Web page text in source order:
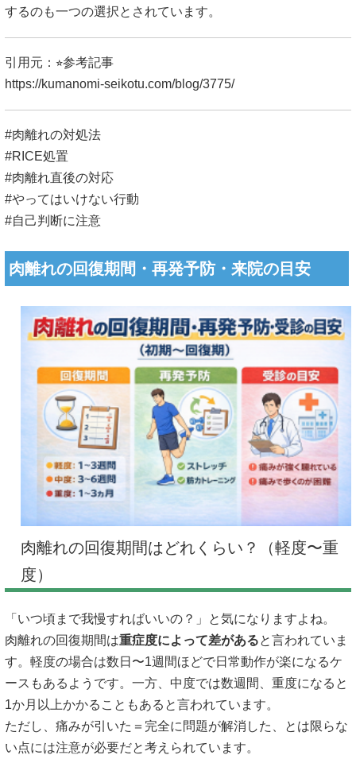
するのも一つの選択とされています。
引用元：⭐︎参考記事
https://kumanomi-seikotu.com/blog/3775/
#肉離れの対処法
#RICE処置
#肉離れ直後の対応
#やってはいけない行動
#自己判断に注意
肉離れの回復期間・再発予防・来院の目安
肉離れの回復期間はどれくらい？（軽度〜重
度）
「いつ頃まで我慢すればいいの？」と気になりますよね。
肉離れの回復期間は重症度によって差があると言われていま
す。軽度の場合は数日〜1週間ほどで日常動作が楽になるケ
ースもあるようです。一方、中度では数週間、重度になると
1か月以上かかることもあると言われています。
ただし、痛みが引いた＝完全に問題が解消した、とは限らな
い点には注意が必要だと考えられています。